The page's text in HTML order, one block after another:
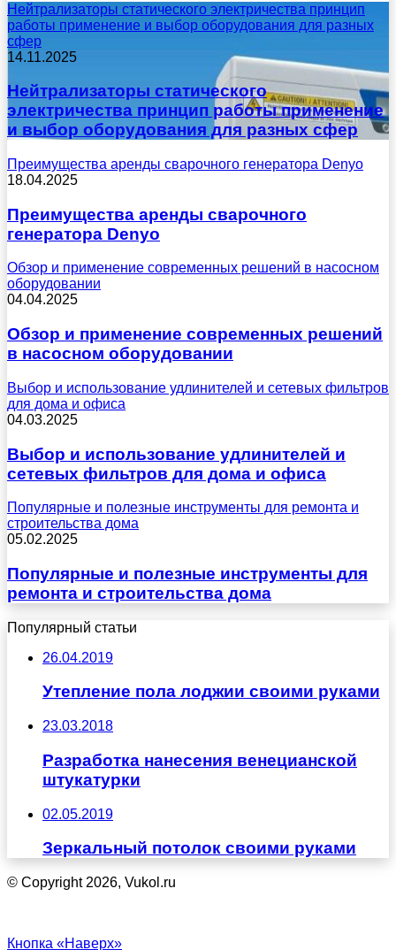
Нейтрализаторы статического электричества принцип
работы применение и выбор оборудования для разных
сфер
14.11.2025
Нейтрализаторы статического
электричества принцип работы применение
и выбор оборудования для разных сфер
Преимущества аренды сварочного генератора Denyo
18.04.2025
Преимущества аренды сварочного
генератора Denyo
Обзор и применение современных решений в насосном
оборудовании
04.04.2025
Обзор и применение современных решений
в насосном оборудовании
Выбор и использование удлинителей и сетевых фильтров
для дома и офиса
04.03.2025
Выбор и использование удлинителей и
сетевых фильтров для дома и офиса
Популярные и полезные инструменты для ремонта и
строительства дома
05.02.2025
Популярные и полезные инструменты для
ремонта и строительства дома
Популярный статьи
26.04.2019
Утепление пола лоджии своими руками
23.03.2018
Разработка нанесения венецианской
штукатурки
02.05.2019
Зеркальный потолок своими руками
© Copyright 2026, Vukol.ru
Кнопка «Наверх»